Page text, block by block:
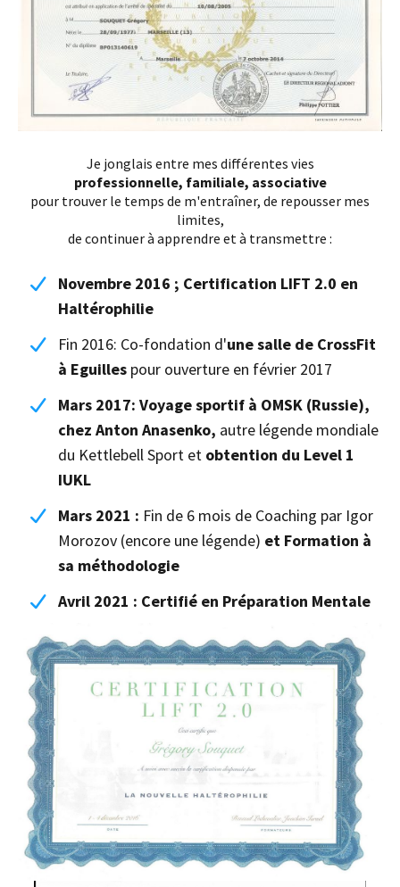
Je jonglais entre mes différentes vies
professionnelle, familiale, associative
pour trouver le temps de m'entraîner, de repousser mes
limites,
de continuer à apprendre et à transmettre :
Novembre 2016 ; Certification LIFT 2.0 en
Haltérophilie
Fin 2016: Co-fondation d'une salle de CrossFit
à Eguilles pour ouverture en février 2017
Mars 2017: Voyage sportif à OMSK (Russie),
chez Anton Anasenko, autre légende mondiale
du Kettlebell Sport et obtention du Level 1
IUKL
Mars 2021 : Fin de 6 mois de Coaching par Igor
Morozov (encore une légende) et Formation à
sa méthodologie
Avril 2021 : Certifié en Préparation Mentale